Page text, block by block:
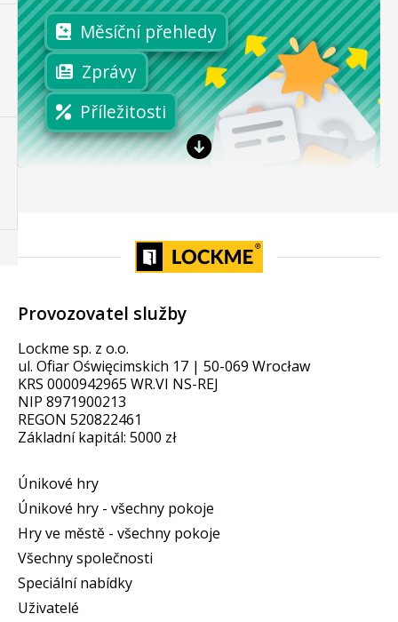
Měsíční přehledy
Zprávy
Příležitosti
Provozovatel služby
Lockme sp. z o.o.
ul. Ofiar Oświęcimskich 17 | 50-069 Wrocław
KRS 0000942965 WR.VI NS-REJ
NIP 8971900213
REGON 520822461
Základní kapitál: 5000 zł
Únikové hry
Únikové hry - všechny pokoje
Hry ve městě - všechny pokoje
Všechny společnosti
Speciální nabídky
Uživatelé